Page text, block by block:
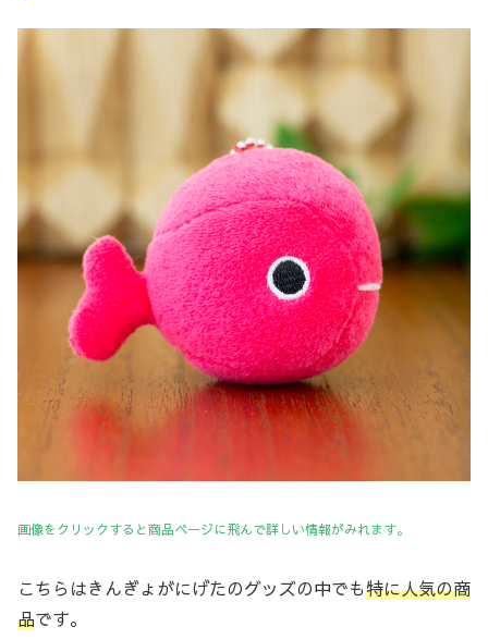
画像をクリックすると商品ページに飛んで詳しい情報がみれます。
こちらはきんぎょがにげたのグッズの中でも特に人気の商
品です。